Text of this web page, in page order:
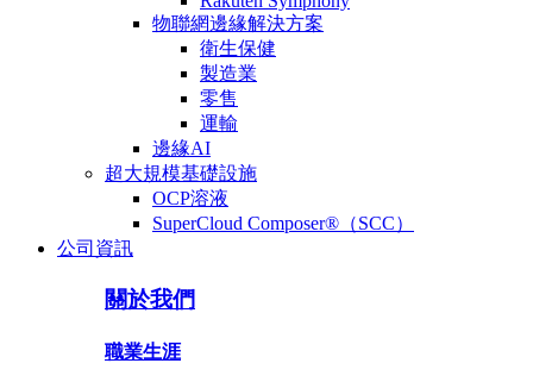
物聯網邊緣解決方案
衛生保健
製造業
零售
運輸
邊緣AI
超大規模基礎設施
OCP溶液
SuperCloud Composer®（SCC）
公司資訊
關於我們
職業生涯